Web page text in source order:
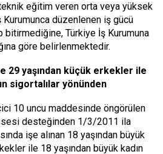
eğitim veren orta veya yüksek
düzenlenen iş gücü
Türkiye İş Kurumuna
göre belirlenmektedir.
29 yaşından küçük erkekler ile
sigortalılar yönünden
10 uncu maddesinde öngörülen
desteğinden 1/3/2011 ila
işe alınan 18 yaşından büyük
ile 18 yaşından büyük kadın